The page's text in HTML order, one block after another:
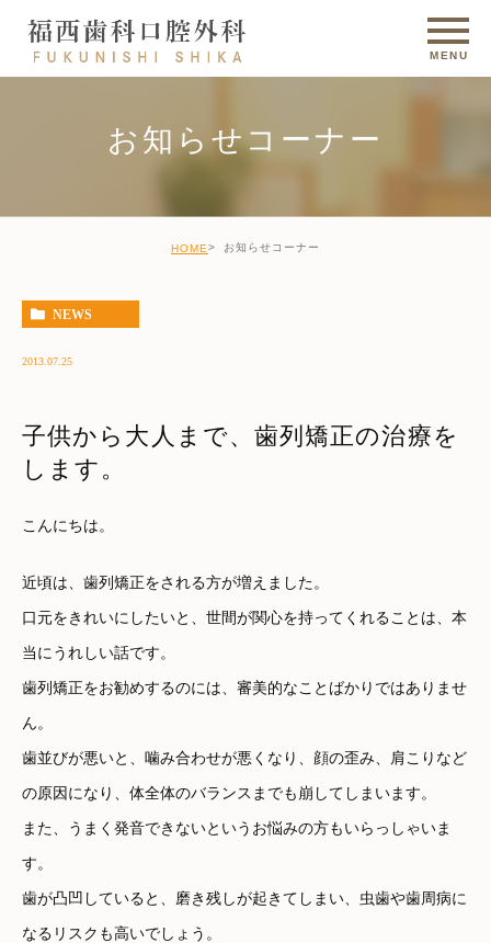
お知らせコーナー
HOME お知らせコーナー
NEWS
2013.07.25
子供から大人まで、歯列矯正の治療を
します。
こんにちは。
近頃は、歯列矯正をされる方が増えました。
口元をきれいにしたいと、世間が関心を持ってくれることは、本
当にうれしい話です。
歯列矯正をお勧めするのには、審美的なことばかりではありませ
ん。
歯並びが悪いと、噛み合わせが悪くなり、顔の歪み、肩こりなど
の原因になり、体全体のバランスまでも崩してしまいます。
また、うまく発音できないというお悩みの方もいらっしゃいま
す。
歯が凸凹していると、磨き残しが起きてしまい、虫歯や歯周病に
なるリスクも高いでしょう。